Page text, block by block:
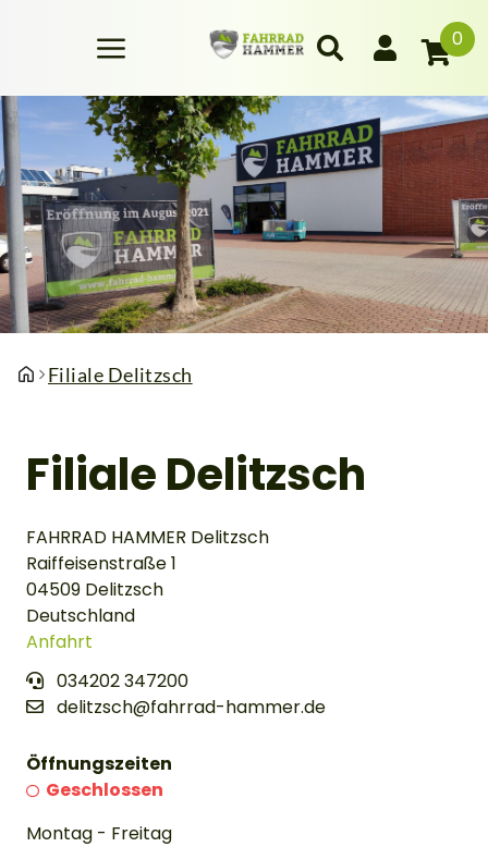
0
Filiale Delitzsch
Filiale Delitzsch
FAHRRAD HAMMER Delitzsch
Raiffeisenstraße 1
04509 Delitzsch
Deutschland
Anfahrt
034202 347200
delitzsch@fahrrad-hammer.de
Öffnungszeiten
Geschlossen
Montag - Freitag